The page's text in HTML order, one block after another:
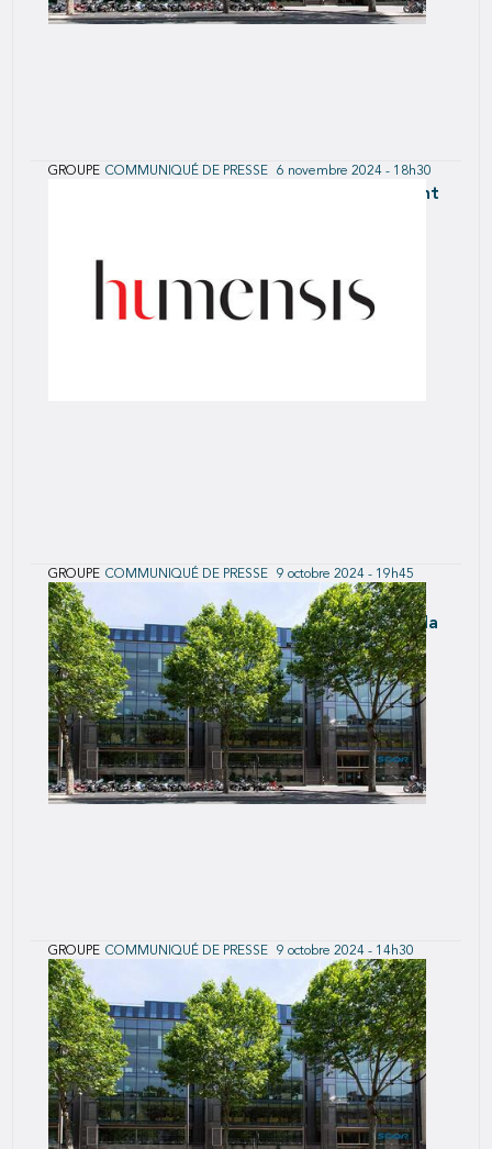
GROUPE COMMUNIQUÉ DE PRESSE 6 novembre 2024 - 18h30
Projet d’offre publique sur MRM : ajustement
GROUPE COMMUNIQUÉ DE PRESSE 9 octobre 2024 - 19h45
SCOR annonce être entré en négociations
exclusives avec le groupe Albin Michel pour la
cession du groupe Humensis
GROUPE COMMUNIQUÉ DE PRESSE 9 octobre 2024 - 14h30
SCOR annonce le dépôt d’un projet d’offre
publique d’achat visant les actions de MRM